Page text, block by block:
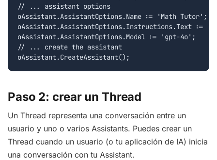
// ... assistant options
oAssistant.AssistantOptions.Name := 'Math Tutor';
oAssistant.AssistantOptions.Instructions.Text :=
oAssistant.AssistantOptions.Model := 'gpt-4o';
// ... create the assistant
Paso 2: crear un Thread
Un Thread representa una conversación entre un
usuario y uno o varios Assistants. Puedes crear un
Thread cuando un usuario (o tu aplicación de IA) inicia
una conversación con tu Assistant.